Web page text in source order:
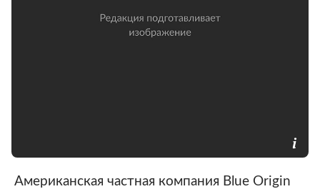
Американская частная компания Blue Origin